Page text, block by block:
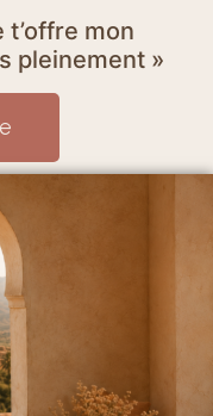
t’offre mon
pleinement »